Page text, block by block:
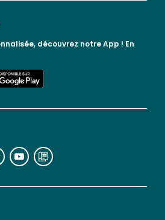
sociaux lien vers l'espace réseaux sociaux lien vers le blog la redoute
découvrez notre App ! En